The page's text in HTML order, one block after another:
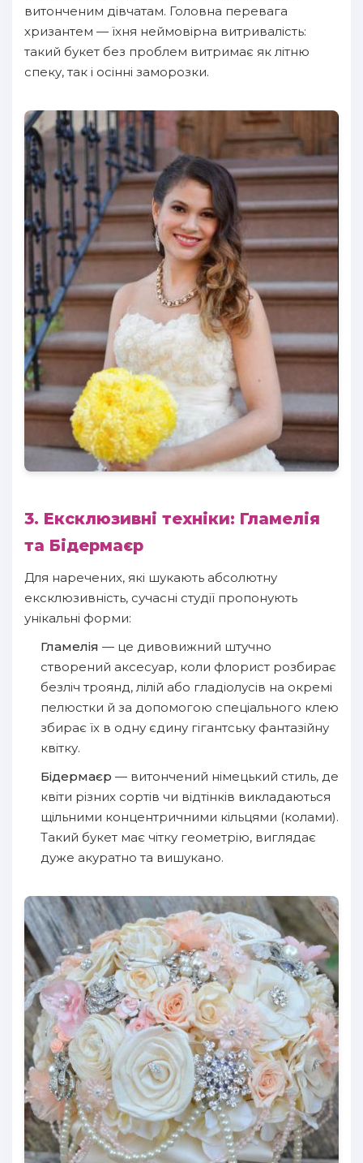
витонченим дівчатам. Головна перевага
хризантем — їхня неймовірна витривалість:
такий букет без проблем витримає як літню
спеку, так і осінні заморозки.
3. Ексклюзивні техніки: Гламелія
та Бідермаєр
Для наречених, які шукають абсолютну
ексклюзивність, сучасні студії пропонують
унікальні форми:
Гламелія — це дивовижний штучно
створений аксесуар, коли флорист розбирає
безліч троянд, лілій або гладіолусів на окремі
пелюстки й за допомогою спеціального клею
збирає їх в одну єдину гігантську фантазійну
квітку.
Бідермаєр — витончений німецький стиль, де
квіти різних сортів чи відтінків викладаються
щільними концентричними кільцями (колами).
Такий букет має чітку геометрію, виглядає
дуже акуратно та вишукано.